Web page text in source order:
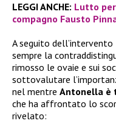
LEGGI ANCHE: Lutto
compagno Fausto
A seguito dell’intervento
sempre la
rimosso le ovaie e sui
sottovalutare
nel mentre Antonella è
che ha affrontato lo
rivelato: